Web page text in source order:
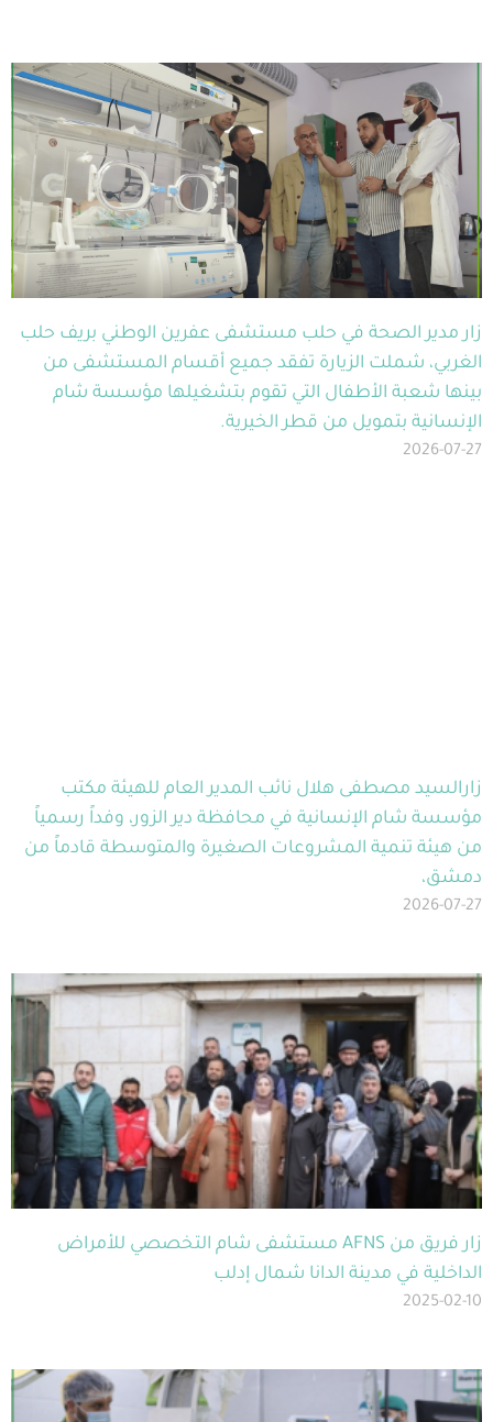
زار مدير الصحة في حلب مستشفى عفرين الوطني بريف حلب
الغربي، شملت الزيارة تفقد جميع أقسام المستشفى من
بينها شعبة الأطفال التي تقوم بتشغيلها مؤسسة شام
الإنسانية بتمويل من قطر الخيرية.
2026-07-27
زارالسيد مصطفى هلال نائب المدير العام للهيئة مكتب
مؤسسة شام الإنسانية في محافظة دير الزور، وفداً رسمياً
من هيئة تنمية المشروعات الصغيرة والمتوسطة قادماً من
دمشق،
2026-07-27
زار فريق من AFNS مستشفى شام التخصصي للأمراض
الداخلية في مدينة الدانا شمال إدلب
2025-02-10